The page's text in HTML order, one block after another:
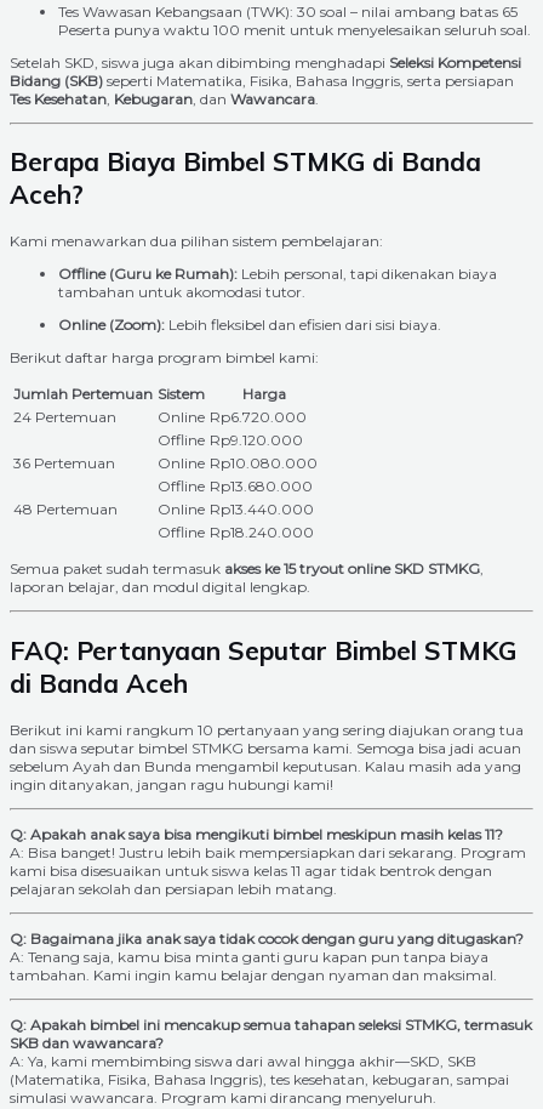
Tes Wawasan Kebangsaan (TWK): 30 soal – nilai ambang batas 65
Peserta punya waktu 100 menit untuk menyelesaikan seluruh soal.
Setelah SKD, siswa juga akan dibimbing menghadapi Seleksi Kompetensi
Bidang (SKB) seperti Matematika, Fisika, Bahasa Inggris, serta persiapan
Tes Kesehatan Kebugaran , dan Wawancara
Berapa Biaya Bimbel STMKG di Banda
Aceh?
Kami menawarkan dua pilihan sistem pembelajaran:
Offline (Guru ke Rumah): Lebih personal, tapi dikenakan biaya
tambahan untuk akomodasi tutor.
Online (Zoom): Lebih fleksibel dan efisien dari sisi biaya.
Berikut daftar harga program bimbel kami:
Jumlah Pertemuan Sistem
Harga
24 Pertemuan
Online Rp6.720.000
Offline Rp9.120.000
36 Pertemuan
Online Rp10.080.000
Offline Rp13.680.000
48 Pertemuan
Online Rp13.440.000
Offline Rp18.240.000
Semua paket sudah termasuk akses ke 15 tryout online SKD STMKG,
laporan belajar, dan modul digital lengkap.
FAQ: Pertanyaan Seputar Bimbel STMKG
di Banda Aceh
Berikut ini kami rangkum 10 pertanyaan yang sering diajukan orang tua
dan siswa seputar bimbel STMKG bersama kami. Semoga bisa jadi acuan
sebelum Ayah dan Bunda mengambil keputusan. Kalau masih ada yang
ingin ditanyakan, jangan ragu hubungi kami!
Q: Apakah anak saya bisa mengikuti bimbel meskipun masih kelas 11?
A: Bisa banget! Justru lebih baik mempersiapkan dari sekarang. Program
kami bisa disesuaikan untuk siswa kelas 11 agar tidak bentrok dengan
pelajaran sekolah dan persiapan lebih matang.
Q: Bagaimana jika anak saya tidak cocok dengan guru yang ditugaskan?
A: Tenang saja, kamu bisa minta ganti guru kapan pun tanpa biaya
tambahan. Kami ingin kamu belajar dengan nyaman dan maksimal.
Q: Apakah bimbel ini mencakup semua tahapan seleksi STMKG, termasuk
SKB dan wawancara?
A: Ya, kami membimbing siswa dari awal hingga akhir—SKD, SKB
(Matematika, Fisika, Bahasa Inggris), tes kesehatan, kebugaran, sampai
simulasi wawancara. Program kami dirancang menyeluruh.